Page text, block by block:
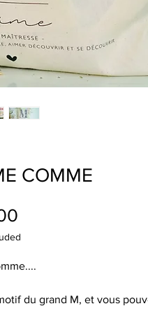
COMME
Price
du grand M, et vous